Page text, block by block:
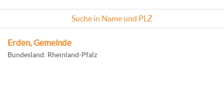
Suche in Name und PLZ
Erden, Gemeinde
Bundesland: Rheinland-Pfalz